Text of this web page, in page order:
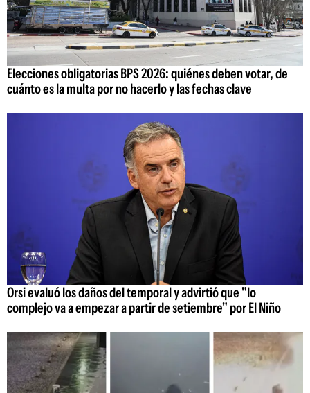
Elecciones obligatorias BPS 2026: quiénes deben votar, de
cuánto es la multa por no hacerlo y las fechas clave
Orsi evaluó los daños del temporal y advirtió que "lo
complejo va a empezar a partir de setiembre" por El Niño